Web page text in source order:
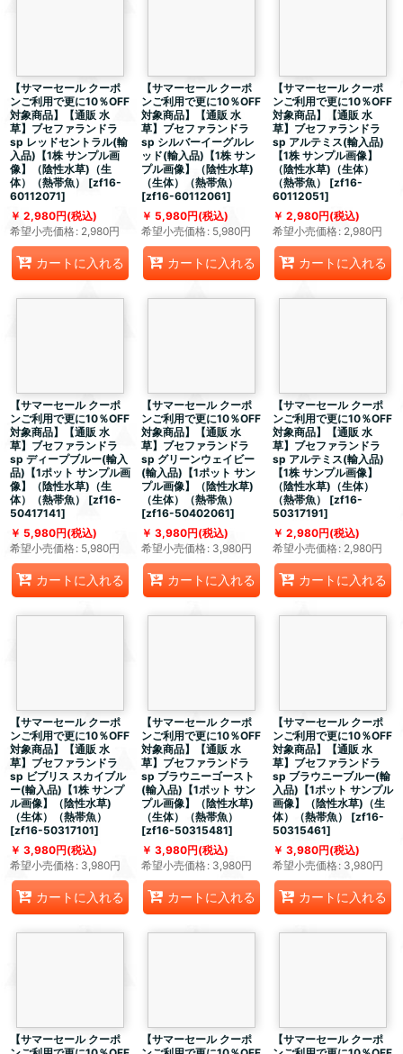
【サマーセール クーポ
ンご利用で更に10％OFF
対象商品】【通販 水
草】ブセファランドラ
sp レッドセントラル(輸
入品)【1株 サンプル画
像】（陰性水草)（生
体）（熱帯魚）
[zf16-
60112071]
2,980円(税込)
希望小売価格: 2,980円
カートに入れる
【サマーセール クーポ
ンご利用で更に10％OFF
対象商品】【通販 水
草】ブセファランドラ
sp シルバーイーグルレ
ッド(輸入品)【1株 サン
プル画像】（陰性水草)
（生体）（熱帯魚）
[zf16-60112061]
5,980円(税込)
希望小売価格: 5,980円
カートに入れる
【サマーセール クーポ
ンご利用で更に10％OFF
対象商品】【通販 水
草】ブセファランドラ
sp アルテミス(輸入品)
【1株 サンプル画像】
（陰性水草)（生体）
（熱帯魚）
[zf16-
60112051]
2,980円(税込)
希望小売価格: 2,980円
カートに入れる
【サマーセール クーポ
ンご利用で更に10％OFF
対象商品】【通販 水
草】ブセファランドラ
sp ディープブルー(輸入
品)【1ポット サンプル画
像】（陰性水草)（生
体）（熱帯魚）
[zf16-
50417141]
5,980円(税込)
希望小売価格: 5,980円
カートに入れる
【サマーセール クーポ
ンご利用で更に10％OFF
対象商品】【通販 水
草】ブセファランドラ
sp グリーンウェイビー
(輸入品)【1ポット サン
プル画像】（陰性水草)
（生体）（熱帯魚）
[zf16-50402061]
3,980円(税込)
希望小売価格: 3,980円
カートに入れる
【サマーセール クーポ
ンご利用で更に10％OFF
対象商品】【通販 水
草】ブセファランドラ
sp アルテミス(輸入品)
【1株 サンプル画像】
（陰性水草)（生体）
（熱帯魚）
[zf16-
50317191]
2,980円(税込)
希望小売価格: 2,980円
カートに入れる
【サマーセール クーポ
ンご利用で更に10％OFF
対象商品】【通販 水
草】ブセファランドラ
sp ビブリス スカイブル
ー(輸入品)【1株 サンプ
ル画像】（陰性水草)
（生体）（熱帯魚）
[zf16-50317101]
3,980円(税込)
希望小売価格: 3,980円
カートに入れる
【サマーセール クーポ
ンご利用で更に10％OFF
対象商品】【通販 水
草】ブセファランドラ
sp ブラウニーゴースト
(輸入品)【1ポット サン
プル画像】（陰性水草)
（生体）（熱帯魚）
[zf16-50315481]
3,980円(税込)
希望小売価格: 3,980円
カートに入れる
【サマーセール クーポ
ンご利用で更に10％OFF
対象商品】【通販 水
草】ブセファランドラ
sp ブラウニーブルー(輸
入品)【1ポット サンプル
画像】（陰性水草)（生
体）（熱帯魚）
[zf16-
50315461]
3,980円(税込)
希望小売価格: 3,980円
カートに入れる
【サマーセール クーポ
【サマーセール クーポ
【サマーセール クーポ